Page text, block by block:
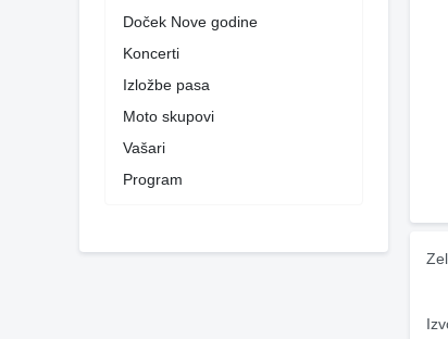
Doček Nove godine
Koncerti
Izložbe pasa
Moto skupovi
Vašari
Program